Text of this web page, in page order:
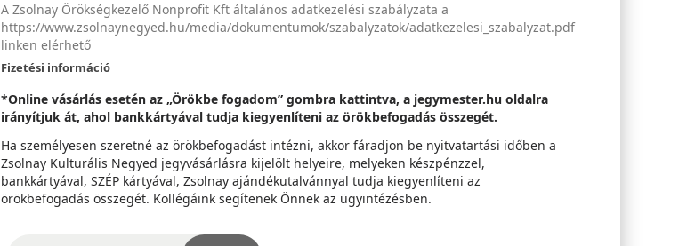
A Zsolnay Örökségkezelő Nonprofit Kft általános adatkezelési szabályzata a
https://www.zsolnaynegyed.hu/media/dokumentumok/szabalyzatok/adatkezelesi_szabalyzat.pdf
linken elérhető
Fizetési információ
*Online vásárlás esetén az „Örökbe fogadom” gombra kattintva, a jegymester.hu oldalra
irányítjuk át, ahol bankkártyával tudja kiegyenlíteni az örökbefogadás összegét.
Ha személyesen szeretné az örökbefogadást intézni, akkor fáradjon be nyitvatartási időben a
Zsolnay Kulturális Negyed jegyvásárlásra kijelölt helyeire, melyeken készpénzzel,
bankkártyával, SZÉP kártyával, Zsolnay ajándékutalvánnyal tudja kiegyenlíteni az
örökbefogadás összegét. Kollégáink segítenek Önnek az ügyintézésben.